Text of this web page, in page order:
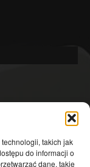
takich jak
do informacji o
dane, takie
4601
4363